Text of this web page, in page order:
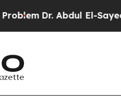
Dr. Abdul El-Sayed on